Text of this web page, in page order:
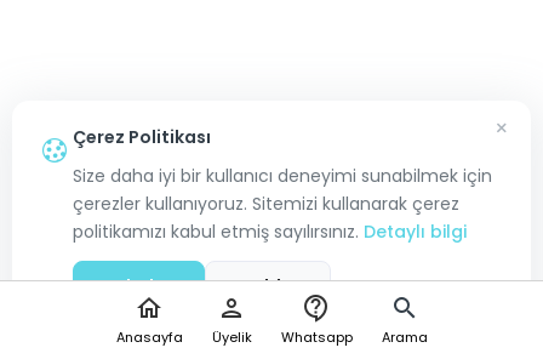
home
Anasayfa
person
Üyelik
contact_support
Whatsapp
search
Arama
Çerez Politikası
Size daha iyi bir kullanıcı deneyimi sunabilmek için
çerezler kullanıyoruz. Sitemizi kullanarak çerez
politikamızı kabul etmiş sayılırsınız. Detaylı bilgi
Kabul Et Reddet
×